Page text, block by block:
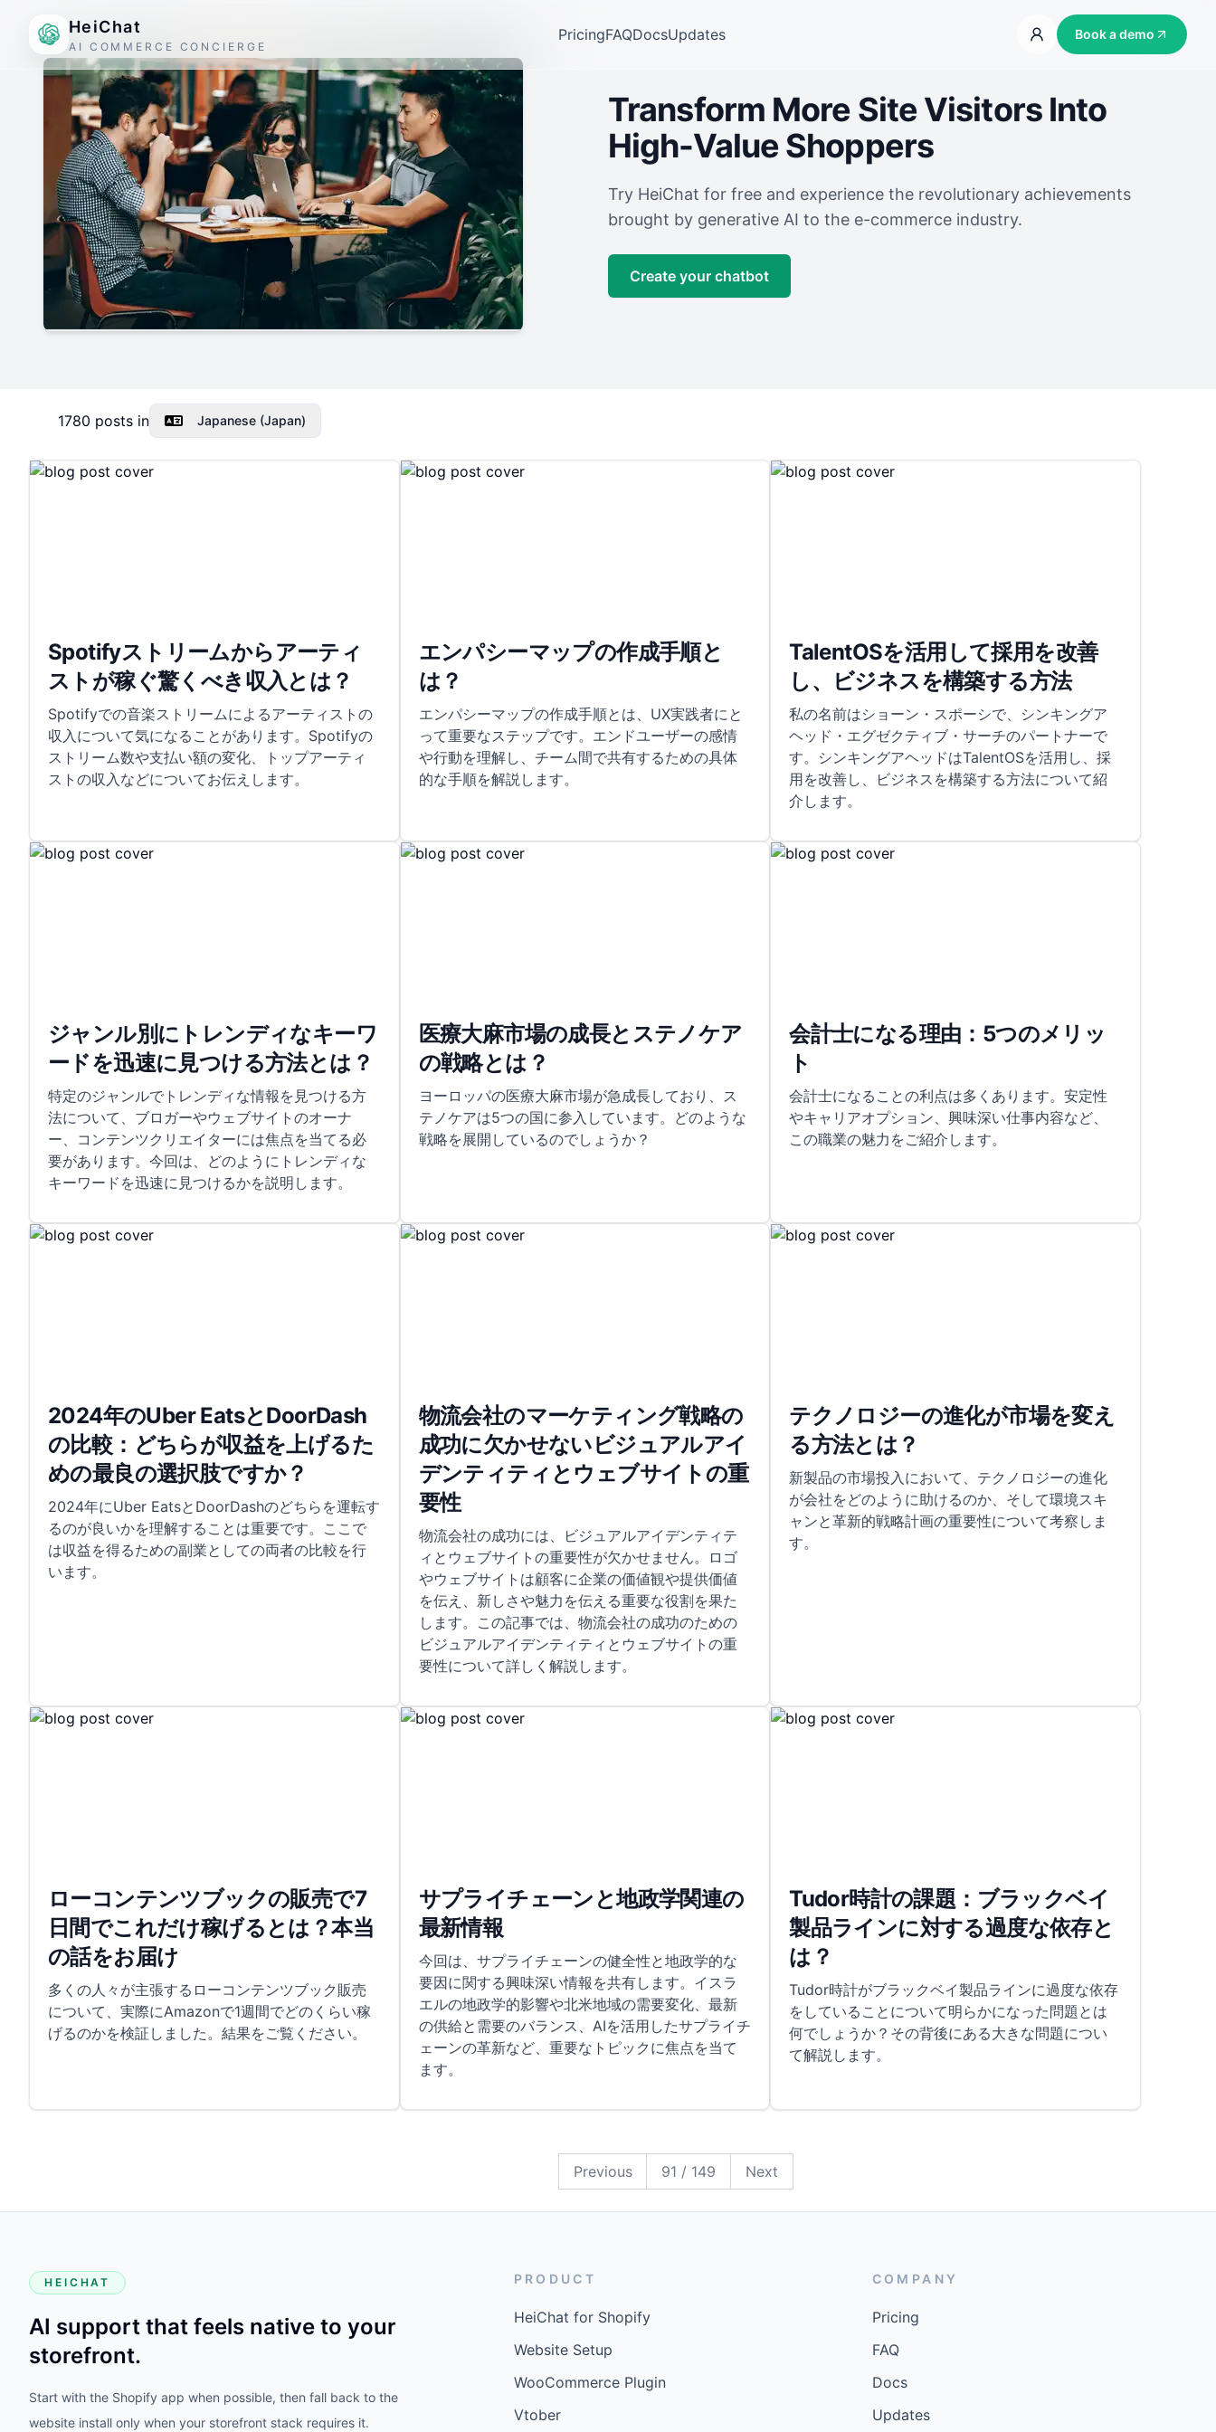
HeiChat
AI COMMERCE CONCIERGE
PricingFAQDocsUpdates Book a demo
Transform More Site Visitors Into
High-Value Shoppers
Try HeiChat for free and experience the revolutionary achievements
brought by generative AI to the e-commerce industry.
Create your chatbot
1780 posts in Japanese (Japan)
Spotifyストリームからアーティ
ストが稼ぐ驚くべき収入とは？
Spotifyでの音楽ストリームによるアーティストの
収入について気になることがあります。Spotifyの
ストリーム数や支払い額の変化、トップアーティ
ストの収入などについてお伝えします。
エンパシーマップの作成手順と
は？
エンパシーマップの作成手順とは、UX実践者にと
って重要なステップです。エンドユーザーの感情
や行動を理解し、チーム間で共有するための具体
的な手順を解説します。
TalentOSを活用して採用を改善
し、ビジネスを構築する方法
私の名前はショーン・スポーシで、シンキングア
ヘッド・エグゼクティブ・サーチのパートナーで
す。シンキングアヘッドはTalentOSを活用し、採
用を改善し、ビジネスを構築する方法について紹
介します。
ジャンル別にトレンディなキーワ
ードを迅速に見つける方法とは？
特定のジャンルでトレンディな情報を見つける方
法について、ブロガーやウェブサイトのオーナ
ー、コンテンツクリエイターには焦点を当てる必
要があります。今回は、どのようにトレンディな
キーワードを迅速に見つけるかを説明します。
医療大麻市場の成長とステノケア
の戦略とは？
ヨーロッパの医療大麻市場が急成長しており、ス
テノケアは5つの国に参入しています。どのような
戦略を展開しているのでしょうか？
会計士になる理由：5つのメリッ
ト
会計士になることの利点は多くあります。安定性
やキャリアオプション、興味深い仕事内容など、
この職業の魅力をご紹介します。
2024年のUber EatsとDoorDash
の比較：どちらが収益を上げるた
めの最良の選択肢ですか？
2024年にUber EatsとDoorDashのどちらを運転す
るのが良いかを理解することは重要です。ここで
は収益を得るための副業としての両者の比較を行
います。
物流会社のマーケティング戦略の
成功に欠かせないビジュアルアイ
デンティティとウェブサイトの重
要性
物流会社の成功には、ビジュアルアイデンティテ
ィとウェブサイトの重要性が欠かせません。ロゴ
やウェブサイトは顧客に企業の価値観や提供価値
を伝え、新しさや魅力を伝える重要な役割を果た
します。この記事では、物流会社の成功のための
ビジュアルアイデンティティとウェブサイトの重
要性について詳しく解説します。
テクノロジーの進化が市場を変え
る方法とは？
新製品の市場投入において、テクノロジーの進化
が会社をどのように助けるのか、そして環境スキ
ャンと革新的戦略計画の重要性について考察しま
す。
ローコンテンツブックの販売で7
日間でこれだけ稼げるとは？本当
の話をお届け
多くの人々が主張するローコンテンツブック販売
について、実際にAmazonで1週間でどのくらい稼
げるのかを検証しました。結果をご覧ください。
サプライチェーンと地政学関連の
最新情報
今回は、サプライチェーンの健全性と地政学的な
要因に関する興味深い情報を共有します。イスラ
エルの地政学的影響や北米地域の需要変化、最新
の供給と需要のバランス、AIを活用したサプライチ
ェーンの革新など、重要なトピックに焦点を当て
ます。
Tudor時計の課題：ブラックベイ
製品ラインに対する過度な依存と
は？
Tudor時計がブラックベイ製品ラインに過度な依存
をしていることについて明らかになった問題とは
何でしょうか？その背後にある大きな問題につい
て解説します。
Previous 91 / 149 Next18
19
20
21
22
23
24
25
26
27
28
29
30
31
32
33
34
35
36
37
38
39
40
41
42
43
44
45
46
47
48
49
50
51
52
53
54
55
56
57
58
59
60
61
62
63
64
65
66
67
68
69
70
87
88
89
90
91
92
93
94
95
96
97
98
99
100
101
102
103
104
105
106
107
108
109
110
111
112
113
114
115
116
117
118
119
120
121
122
123
124
125
126
127
128
129
130
131
132
133
134
135
136
137
138
139
140
141
142
143
144
145
146
147
148
149
HEICHAT
AI support that feels native to your
storefront.
Start with the Shopify app when possible, then fall back to the
website install only when your storefront stack requires it.
PRODUCT
HeiChat for Shopify
Website Setup
WooCommerce Plugin
Vtober
COMPANY
Pricing
FAQ
Docs
Updates